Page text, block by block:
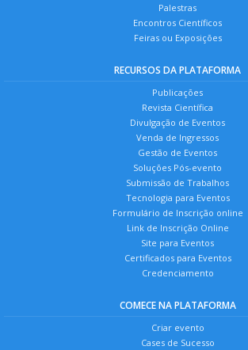
Palestras
Encontros Científicos
Feiras ou Exposições
RECURSOS DA PLATAFORMA
Publicações
Revista Científica
Divulgação de Eventos
Venda de Ingressos
Gestão de Eventos
Soluções Pós-evento
Submissão de Trabalhos
Tecnologia para Eventos
Formulário de Inscrição online
Link de Inscrição Online
Site para Eventos
Certificados para Eventos
Credenciamento
COMECE NA PLATAFORMA
Criar evento
Cases de Sucesso